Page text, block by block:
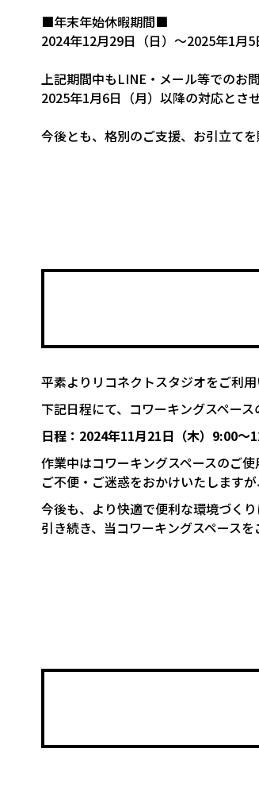
■年末年始休暇期間■
2024年12月29日（日）～2025年1月
上記期間中もLINE・メール等でのお
2025年1月6日（月）以降の対応とさ
今後とも、格別のご支援、お引立て
平素よりリコネクトスタジオをご利
下記日程にて、コワーキングスペース
日程：2024年11月21日（木）9:00～
作業中はコワーキングスペースのご使
ご不便・ご迷惑をおかけいたしますが
今後も、より快適で便利な環境づく
引き続き、当コワーキングスペース